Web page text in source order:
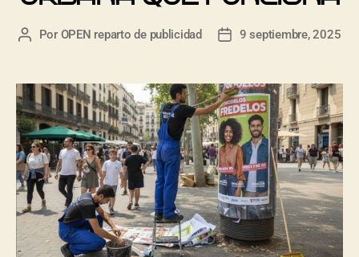
Por OPEN reparto de publicidad 9 septiembre, 2025